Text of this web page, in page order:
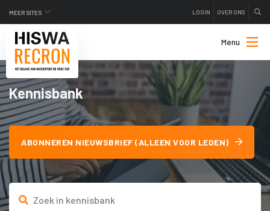
MEER SITES LOGIN OVER ONS
Menu
Kennisbank
ABONNEREN NIEUWSBRIEF (ALLEEN VOOR LEDEN)